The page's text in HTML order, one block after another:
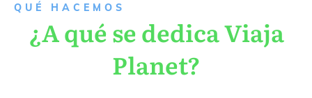
QUÉ HACEMOS
¿A qué se dedica Viaja
Planet?